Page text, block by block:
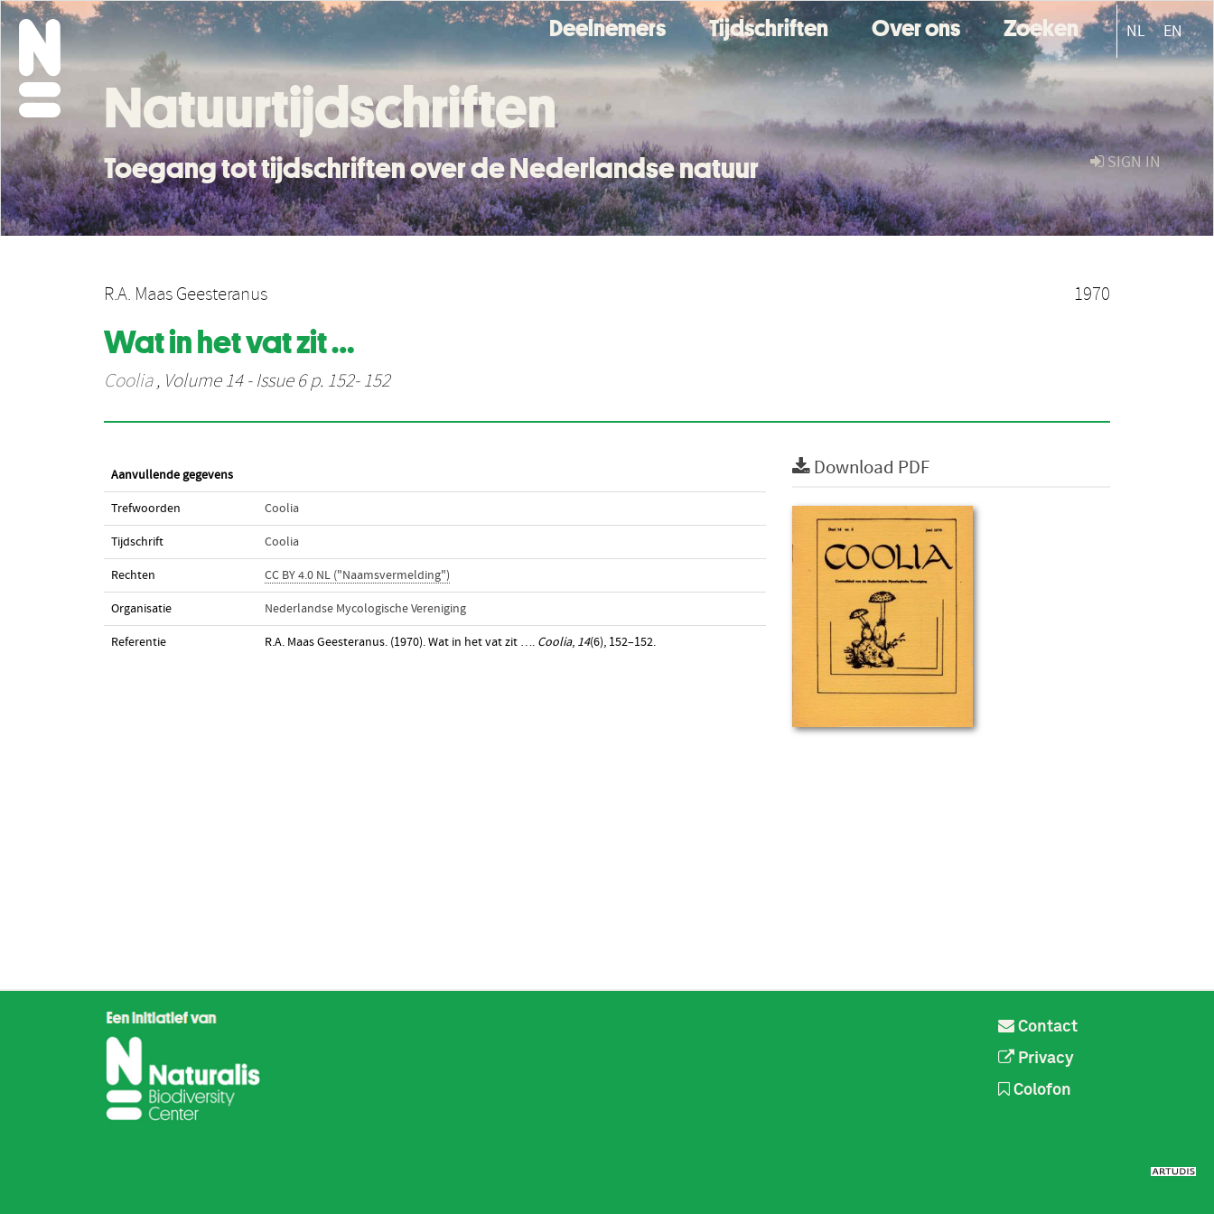
Deelnemers Tijdschriften Over ons Zoeken NL EN
SIGN IN
Natuurtijdschriften
Toegang tot tijdschriften over de Nederlandse natuur
R.A. Maas Geesteranus 1970
Wat in het vat zit …
Coolia, Volume 14 - Issue 6 p. 152- 152
Aanvullende gegevens
Trefwoorden Coolia
Tijdschrift Coolia
Rechten CC BY 4.0 NL ("Naamsvermelding")
Organisatie Nederlandse Mycologische Vereniging
Referentie R.A. Maas Geesteranus. (1970). Wat in het vat zit …. Coolia, 14(6), 152–152.
Download PDF
Contact
Privacy
Colofon